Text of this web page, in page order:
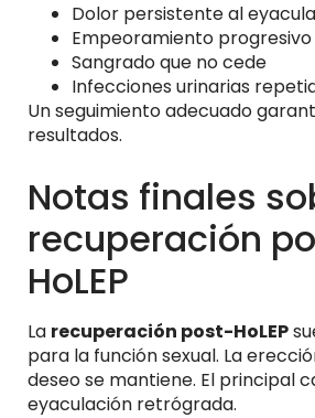
Dolor persistente al
Empeoramiento
Sangrado que no cede
Infecciones urinarias
Un seguimiento adecuado
resultados.
Notas finales
recuperación
HoLEP
La recuperación post-HoLEP
para la función sexual. La
deseo se mantiene. El principal
eyaculación retrógrada.